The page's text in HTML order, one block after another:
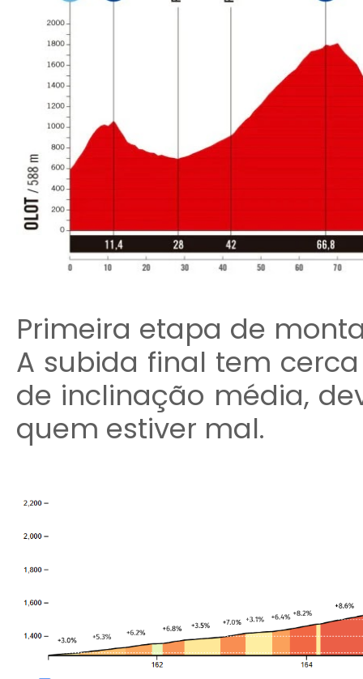
Primeira etapa de
A subida final tem
de inclinação média,
quem estiver mal.